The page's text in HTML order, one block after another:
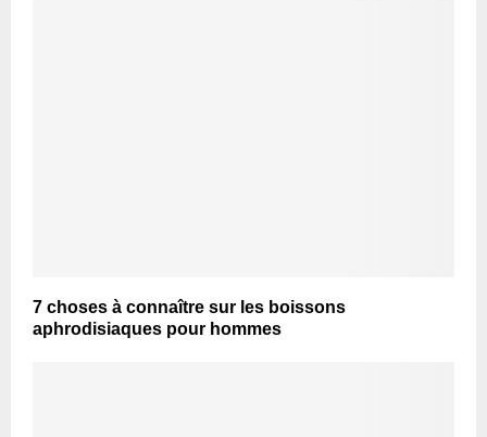
7 choses à connaître sur les boissons
aphrodisiaques pour hommes